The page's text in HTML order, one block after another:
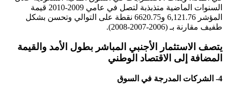
السنوات الماضية متذبذبة لتصل في عامي 2009-2010 قيمة
المؤشر 6,121.76 و6620.75 نقطة على التوالي وتحسن بشكل
طفيف مقارنة بـ (2006-2007-2008).
يتصف الاستثمار الأجنبي المباشر بطول الأمد والقيمة
المضافة إلى الاقتصاد الوطني
4- الشركات المدرجة في السوق